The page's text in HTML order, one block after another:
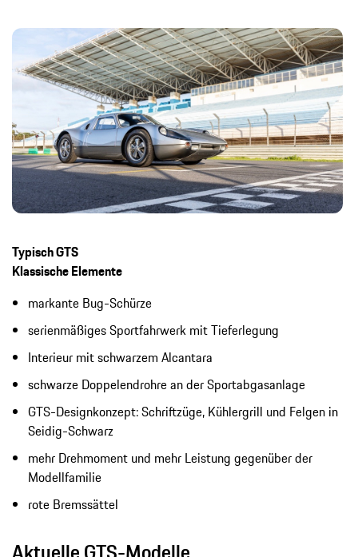
Typisch GTS
Klassische Elemente
markante Bug-Schürze
serienmäßiges Sportfahrwerk mit Tieferlegung
Interieur mit schwarzem Alcantara
schwarze Doppelendrohre an der Sportabgasanlage
GTS-Designkonzept: Schriftzüge, Kühlergrill und Felgen in
Seidig-Schwarz
mehr Drehmoment und mehr Leistung gegenüber der
Modellfamilie
rote Bremssättel